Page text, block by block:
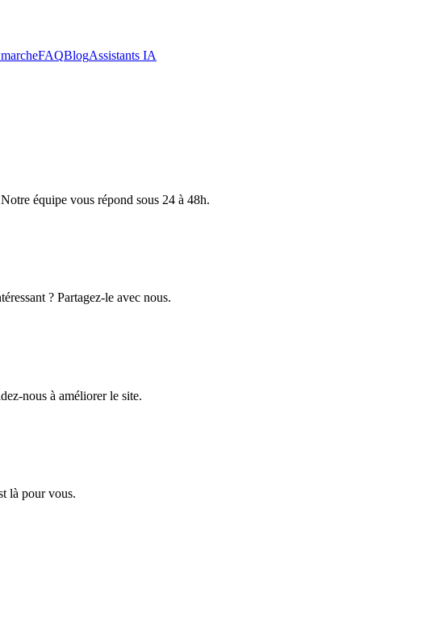
FAQBlogAssistants IA
équipe vous répond sous 24 à 48h.
? Partagez-le avec nous.
nous à améliorer le site.
là pour vous.